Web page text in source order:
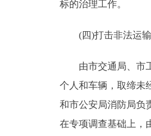
标的治理工作。
(四)打击非法运输
由市交通局、市工
个人和车辆，取缔未
和市公安局消防局负
在专项调查基础上，